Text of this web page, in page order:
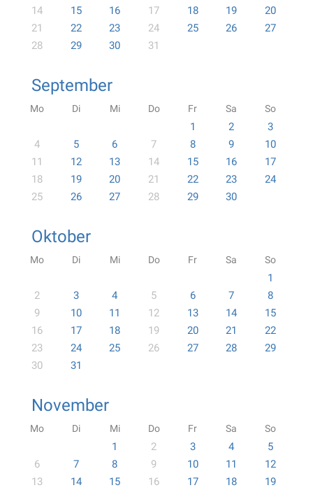
14
15 16 17 18 19
20
21
22 23 24 25 26
27
28
29 30 31
September
Mo Di Mi Do Fr Sa So
1 2
3
4
5 6 7 8 9
10
11
12 13 14 15 16
17
18
19 20 21 22 23
24
25
26 27 28 29 30
Oktober
Mo Di Mi Do Fr Sa So
1
2
3 4 5 6 7
8
9
10 11 12 13 14
15
16
17 18 19 20 21
22
23
24 25 26 27 28
29
30
31
November
Mo Di Mi Do Fr Sa So
1 2 3 4
5
6
7 8 9 10 11
12
13
14 15 16 17 18
19